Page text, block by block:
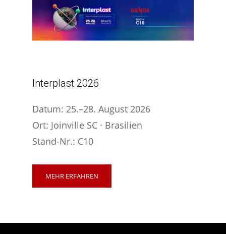
Interplast 2026
Datum: 25.–28. August 2026
Ort: Joinville SC · Brasilien
Stand-Nr.: C10
MEHR ERFAHREN